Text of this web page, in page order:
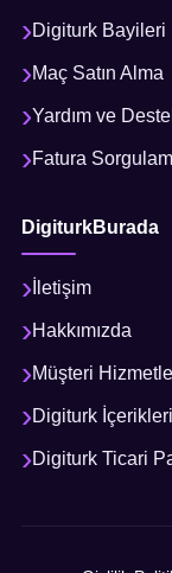
Digiturk Bayileri
Maç Satın Alma
Yardım ve
Fatura
DigiturkBurada
İletişim
Hakkımızda
Müşteri
Digiturk İçerikleri
Digiturk Ticari